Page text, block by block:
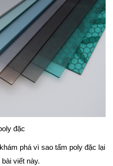
đặc
khám phá vì sao tấm poly đặc lại
viết này.